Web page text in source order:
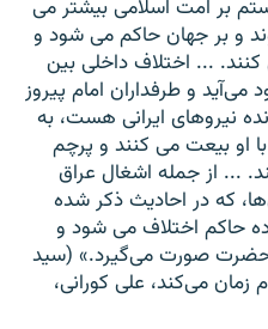
بر امت اسلامی بيشتر می
و بر جهان حاکم می شود و
... اختلاف داخلی بين
می‌آيد و طرفداران امام پيروز
نيروهای ايرانی هست، به
او بيعت می کنند و پرچم
... از جمله اشغال عراق
که در احاديث ذکر شده
حاکم اختلاف می شود و
حضرت صورت می‌گيرد.» (سيد
زمان‌ می‌کند، علی کورانی،